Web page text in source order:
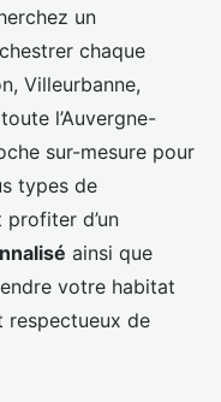
un
chaque
Villeurbanne,
l’Auvergne-
sur-mesure pour
types de
d’un
ainsi que
votre habitat
respectueux de